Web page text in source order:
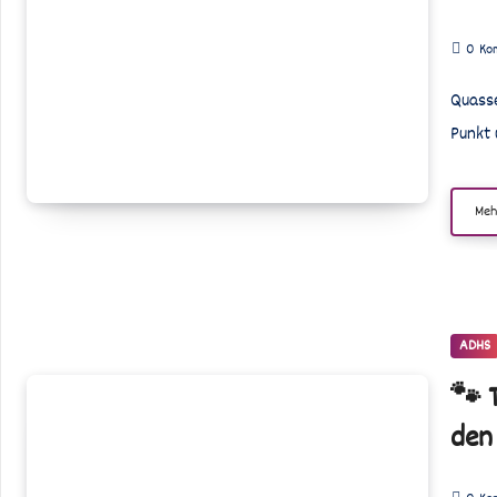
0
Quassel ist eines der quirligsten ADHS-Monster: Er redet, redet, redet – ohne
Punkt
ADHS
🐾